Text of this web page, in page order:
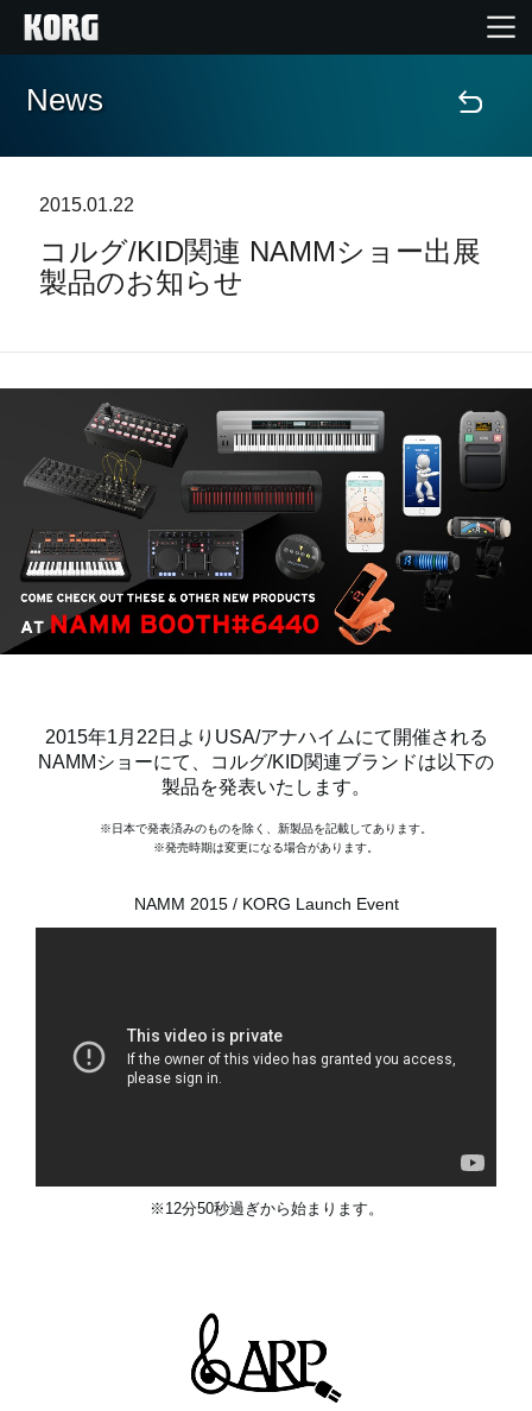
Home
Import Products
Events
Support
Store Locator
News
About KORG
News
2015.01.22
コルグ/KID関連 NAMMショー出展
製品のお知らせ
2015年1月22日よりUSA/アナハイムにて開催される
NAMMショーにて、コルグ/KID関連ブランドは以下の
製品を発表いたします。
※日本で発表済みのものを除く、新製品を記載してあります。
※発売時期は変更になる場合があります。
NAMM 2015 / KORG Launch Event
※12分50秒過ぎから始まります。